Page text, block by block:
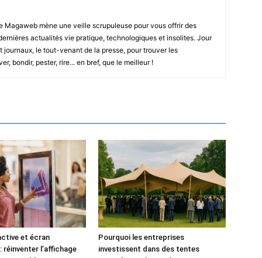
Magaweb mène une veille scrupuleuse pour vous offrir des
actualités vie pratique, technologiques et insolites. Jour
journaux, le tout-venant de la presse, pour trouver les
bondir, pester, rire... en bref, que le meilleur !
et écran
l’affichage
Pourquoi les entreprises
investissent dans des tentes